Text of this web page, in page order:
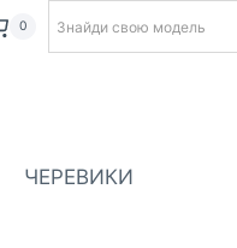
0
ЧЕРЕВИКИ